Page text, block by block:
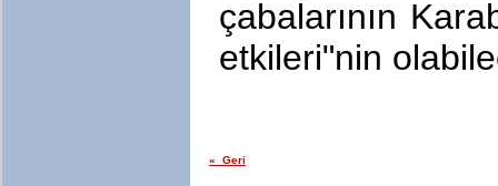
çabalarının
etkileri"nin
« Geri